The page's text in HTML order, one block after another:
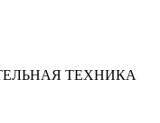
ТЕХНИКА